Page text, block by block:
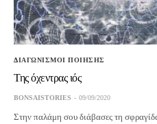
ΔΙΑΓΩΝΙΣΜΟΙ ΠΟΙΗΣΗΣ
Της όχεντρας ιός
BONSAISTORIES 09/09/2020
Στην παλάμη σου διάβασες τη